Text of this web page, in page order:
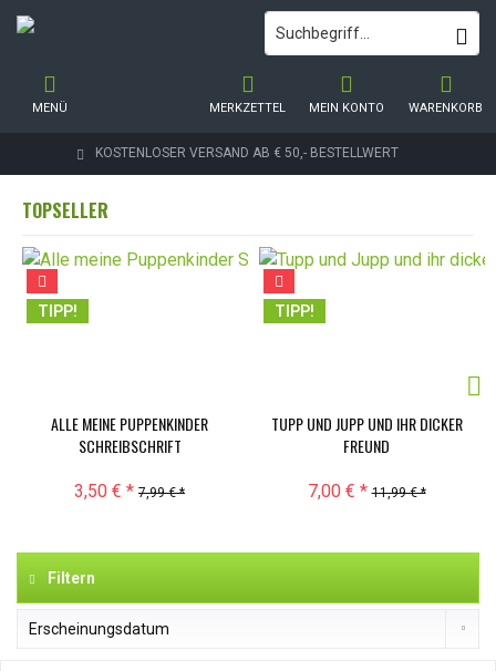
KOSTENLOSER VERSAND AB € 50,- BESTELLWERT
WARENKORB
MERKZETTEL MEIN KONTO
MENÜ
TOPSELLER
TIPP!
ALLE MEINE PUPPENKINDER
SCHREIBSCHRIFT
3,50 € * 7,99 € *
TIPP!
TUPP UND JUPP UND IHR DICKER
FREUND
7,00 € * 11,99 € *
Filtern